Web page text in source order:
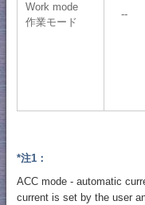
Work mode
作業モード
--
*注1：
ACC mode - automatic
current is set by the user